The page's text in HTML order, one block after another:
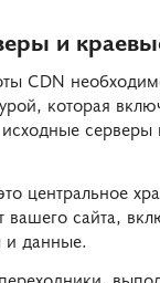
и
CDN
которая
серверы
центральное
вашего сайта,
данные.